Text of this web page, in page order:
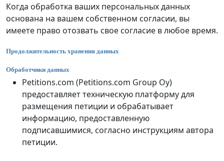
Когда обработка ваших персональных данных
основана на вашем собственном согласии, вы
имеете право отозвать свое согласие в любое время.
Продолжительность хранения данных
Обработчики данных
Petitions.com (Petitions.com Group Oy)
предоставляет техническую платформу для
размещения петиции и обрабатывает
информацию, предоставленную
подписавшимися, согласно инструкциям автора
петиции.